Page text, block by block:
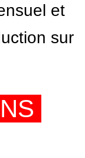
et
sur